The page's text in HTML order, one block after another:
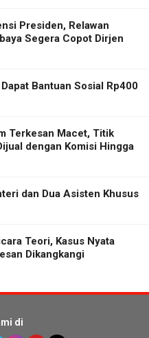
Presiden, Relawan
Segera Copot Dirjen
Bantuan Sosial Rp400
Terkesan Macet, Titik
dengan Komisi Hingga
dan Dua Asisten Khusus
Teori, Kasus Nyata
Dikangkangi
di